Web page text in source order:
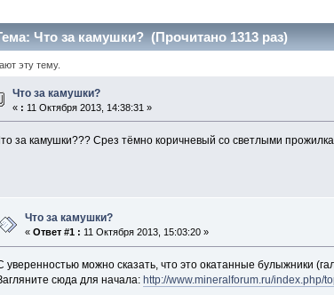
Что за камушки? (Прочитано 1313 раз)
эту тему.
Что за камушки?
« : 11 Октября 2013, 14:38:31 »
за камушки??? Срез тёмно коричневый со светлыми
Что за камушки?
«Ответ #1 : 11 Октября 2013, 15:03:20 »
уверенностью можно сказать, что это окатанные булыжники
сюда для начала: http://www.mineralforum.ru/index.php/